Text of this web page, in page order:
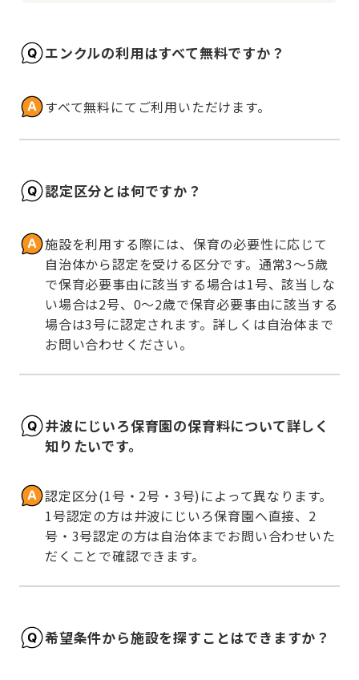
エンクルの利用はすべて無料ですか？
すべて無料にてご利用いただけます。
認定区分とは何ですか？
施設を利用する際には、保育の必要性に応じて
自治体から認定を受ける区分です。通常3～5歳
で保育必要事由に該当する場合は1号、該当しな
い場合は2号、0～2歳で保育必要事由に該当する
場合は3号に認定されます。詳しくは自治体まで
お問い合わせください。
井波にじいろ保育園の保育料について詳しく
知りたいです。
認定区分(1号・2号・3号)によって異なります。
1号認定の方は井波にじいろ保育園へ直接、2
号・3号認定の方は自治体までお問い合わせいた
だくことで確認できます。
希望条件から施設を探すことはできますか？